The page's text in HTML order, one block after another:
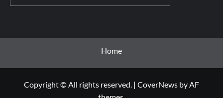
Home
Copyright © All rights reserved. | CoverNews by AF